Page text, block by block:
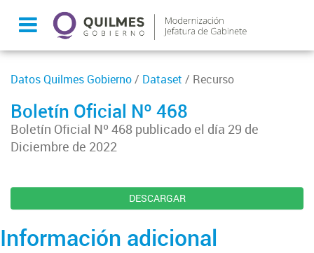
Datos Quilmes Gobierno/ Dataset / Recurso
Boletín Oficial Nº 468
Boletín Oficial Nº 468 publicado el día 29 de
Diciembre de 2022
DESCARGAR
Información adicional